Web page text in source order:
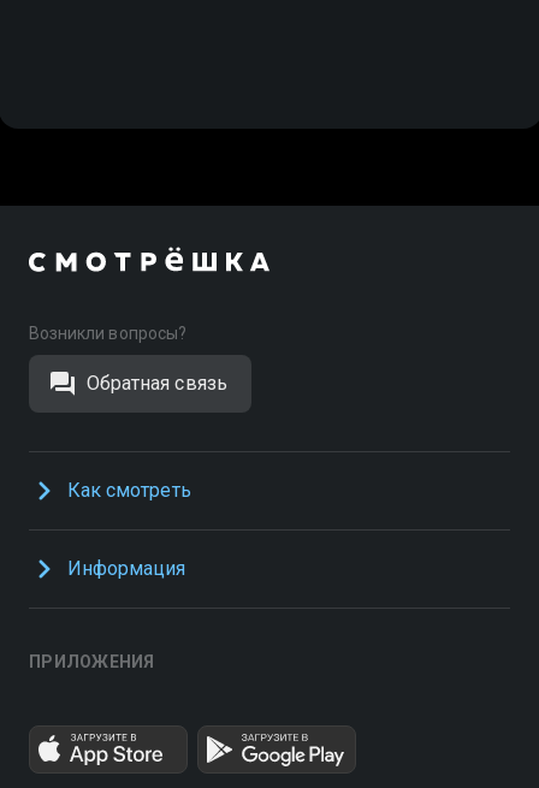
Возникли вопросы?
Обратная связь
Как смотреть
Информация
ПРИЛОЖЕНИЯ